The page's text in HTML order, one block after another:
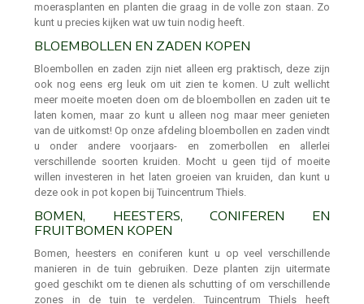
moerasplanten en planten die graag in de volle zon staan. Zo
kunt u precies kijken wat uw tuin nodig heeft.
BLOEMBOLLEN EN ZADEN KOPEN
Bloembollen en zaden zijn niet alleen erg praktisch, deze zijn
ook nog eens erg leuk om uit zien te komen. U zult wellicht
meer moeite moeten doen om de bloembollen en zaden uit te
laten komen, maar zo kunt u alleen nog maar meer genieten
van de uitkomst! Op onze afdeling bloembollen en zaden vindt
u onder andere voorjaars- en zomerbollen en allerlei
verschillende soorten kruiden. Mocht u geen tijd of moeite
willen investeren in het laten groeien van kruiden, dan kunt u
deze ook in pot kopen bij Tuincentrum Thiels.
BOMEN, HEESTERS, CONIFEREN EN
FRUITBOMEN KOPEN
Bomen, heesters en coniferen kunt u op veel verschillende
manieren in de tuin gebruiken. Deze planten zijn uitermate
goed geschikt om te dienen als schutting of om verschillende
zones in de tuin te verdelen. Tuincentrum Thiels heeft